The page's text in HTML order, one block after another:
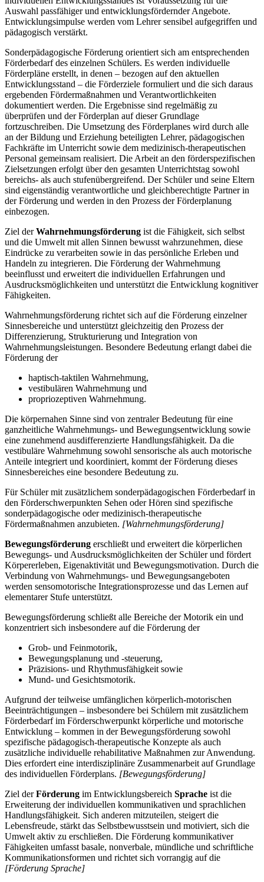
Auswahl passfähiger und entwicklungsfördernder Angebote.
Entwicklungsimpulse werden vom Lehrer sensibel aufgegriffen und
pädagogisch verstärkt.
Sonderpädagogische Förderung orientiert sich am entsprechenden
Förderbedarf des einzelnen Schülers. Es werden individuelle
Förderpläne erstellt, in denen – bezogen auf den aktuellen
Entwicklungsstand – die Förderziele formuliert und die sich daraus
ergebenden Fördermaßnahmen und Verantwortlichkeiten
dokumentiert werden. Die Ergebnisse sind regelmäßig zu
überprüfen und der Förderplan auf dieser Grundlage
fortzuschreiben. Die Umsetzung des Förderplanes wird durch alle
an der Bildung und Erziehung beteiligten Lehrer, pädagogischen
Fachkräfte im Unterricht sowie dem medizinisch-therapeutischen
Personal gemeinsam realisiert. Die Arbeit an den förderspezifischen
Zielsetzungen erfolgt über den gesamten Unterrichtstag sowohl
bereichs- als auch stufenübergreifend. Der Schüler und seine Eltern
sind eigenständig verantwortliche und gleichberechtigte Partner in
der Förderung und werden in den Prozess der Förderplanung
einbezogen.
Ziel derWahrnehmungsförderung ist die Fähigkeit, sich selbst
und die Umwelt mit allen Sinnen bewusst wahrzunehmen, diese
Eindrücke zu verarbeiten sowie in das persönliche Erleben und
Handeln zu integrieren. Die Förderung der Wahrnehmung
beeinflusst und erweitert die individuellen Erfahrungen und
Ausdrucksmöglichkeiten und unterstützt die Entwicklung kognitiver
Fähigkeiten.
Wahrnehmungsförderung richtet sich auf die Förderung einzelner
Sinnesbereiche und unterstützt gleichzeitig den Prozess der
Differenzierung, Strukturierung und Integration von
Wahrnehmungsleistungen. Besondere Bedeutung erlangt dabei die
Förderung der
haptisch-taktilen Wahrnehmung,
vestibulären Wahrnehmung und
propriozeptiven Wahrnehmung.
Die körpernahen Sinne sind von zentraler Bedeutung für eine
ganzheitliche Wahrnehmungs- und Bewegungsentwicklung sowie
eine zunehmend ausdifferenzierte Handlungsfähigkeit. Da die
vestibuläre Wahrnehmung sowohl sensorische als auch motorische
Anteile integriert und koordiniert, kommt der Förderung dieses
Sinnesbereiches eine besondere Bedeutung zu.
Für Schüler mit zusätzlichem sonderpädagogischen Förderbedarf in
den Förderschwerpunkten Sehen oder Hören sind spezifische
sonderpädagogische oder medizinisch-therapeutische
Fördermaßnahmen anzubieten. [Wahrnehmungsförderung]
Bewegungsförderung erschließt und erweitert die körperlichen
Bewegungs- und Ausdrucksmöglichkeiten der Schüler und fördert
Körpererleben, Eigenaktivität und Bewegungsmotivation. Durch die
Verbindung von Wahrnehmungs- und Bewegungsangeboten
werden sensomotorische Integrationsprozesse und das Lernen auf
elementarer Stufe unterstützt.
Bewegungsförderung schließt alle Bereiche der Motorik ein und
konzentriert sich insbesondere auf die Förderung der
Grob- und Feinmotorik,
Bewegungsplanung und -steuerung,
Präzisions- und Rhythmusfähigkeit sowie
Mund- und Gesichtsmotorik.
Aufgrund der teilweise umfänglichen körperlich-motorischen
Beeinträchtigungen – insbesondere bei Schülern mit zusätzlichem
Förderbedarf im Förderschwerpunkt körperliche und motorische
Entwicklung – kommen in der Bewegungsförderung sowohl
spezifische pädagogisch-therapeutische Konzepte als auch
zusätzliche individuelle rehabilitative Maßnahmen zur Anwendung.
Dies erfordert eine interdisziplinäre Zusammenarbeit auf Grundlage
des individuellen Förderplans. [Bewegungsförderung]
Ziel derFörderung im Entwicklungsbereich Sprache ist die
Erweiterung der individuellen kommunikativen und sprachlichen
Handlungsfähigkeit. Sich anderen mitzuteilen, steigert die
Lebensfreude, stärkt das Selbstbewusstsein und motiviert, sich die
Umwelt aktiv zu erschließen. Die Förderung kommunikativer
Fähigkeiten umfasst basale, nonverbale, mündliche und schriftliche
Kommunikationsformen und richtet sich vorrangig auf die
[Förderung Sprache]